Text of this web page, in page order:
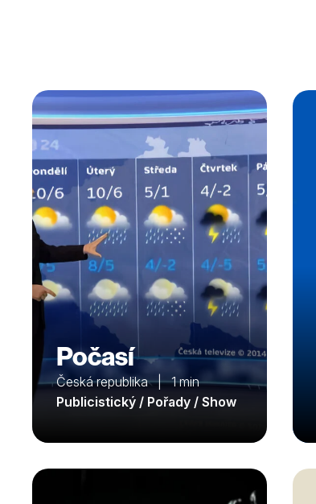
Počasí
Česká republika | 1 min
Publicistický / Pořady / Show